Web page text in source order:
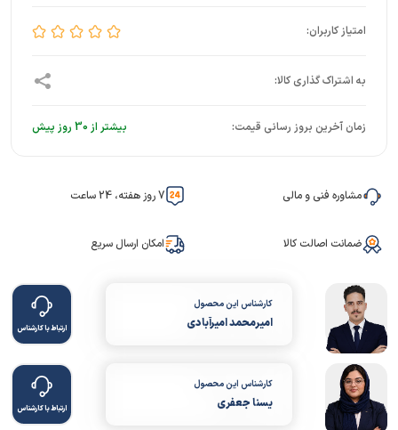
زمان آخرین بروز رسانی قیمت: بیشتر از 30 روز پیش
مشاوره فنی و مالی 7 روز هفته، 24 ساعت
ضمانت اصالت کالا امکان ارسال سریع
کارشناس این محصول
امیرمحمد امیرآبادی ارتباط با کارشناس
کارشناس این محصول
یسنا جعفری ارتباط با کارشناس